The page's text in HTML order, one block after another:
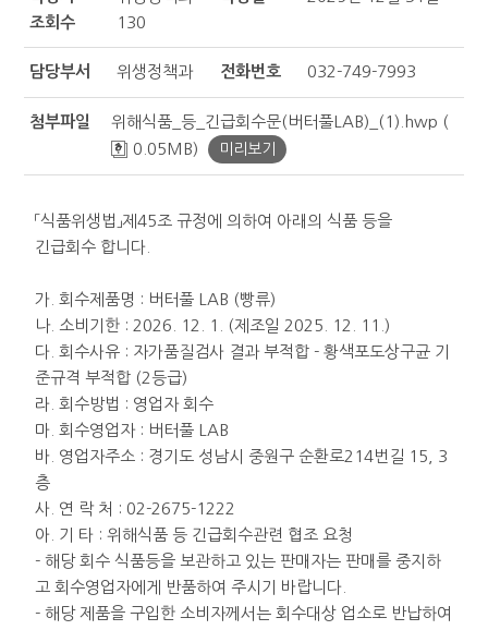
조회수
130
담당부서 위생정책과 전화번호 032-749-7993
첨부파일
위해식품_등_긴급회수문(버터풀LAB)_(1).hwp (
0.05MB)
미리보기
「식품위생법」제45조 규정에 의하여 아래의 식품 등을
긴급회수 합니다.
가. 회수제품명 : 버터풀 LAB (빵류)
나. 소비기한 : 2026. 12. 1. (제조일 2025. 12. 11.)
다. 회수사유 : 자가품질검사 결과 부적합 - 황색포도상구균 기
준규격 부적합 (2등급)
라. 회수방법 : 영업자 회수
마. 회수영업자 : 버터풀 LAB
바. 영업자주소 : 경기도 성남시 중원구 순환로214번길 15, 3
층
사. 연 락 처 : 02-2675-1222
아. 기 타 : 위해식품 등 긴급회수관련 협조 요청
- 해당 회수 식품등을 보관하고 있는 판매자는 판매를 중지하
고 회수영업자에게 반품하여 주시기 바랍니다.
- 해당 제품을 구입한 소비자께서는 회수대상 업소로 반납하여